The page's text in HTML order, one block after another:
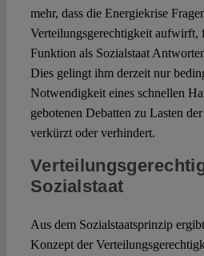
mehr, dass die Energiekrise
Verteilungsgerechtigkeit aufwirft,
Funktion als Sozialstaat
Dies gelingt ihm derzeit nur
Notwendigkeit eines schnellen
gebotenen Debatten zu Lasten
verkürzt oder verhindert.
Sozialstaat
Aus dem Sozialstaatsprinzip
Konzept der